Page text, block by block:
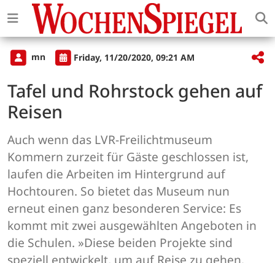
mn Friday, 11/20/2020, 09:21 AM
Tafel und Rohrstock gehen auf
Reisen
Auch wenn das LVR-Freilichtmuseum
Kommern zurzeit für Gäste geschlossen ist,
laufen die Arbeiten im Hintergrund auf
Hochtouren. So bietet das Museum nun
erneut einen ganz besonderen Service: Es
kommt mit zwei ausgewählten Angeboten in
die Schulen. »Diese beiden Projekte sind